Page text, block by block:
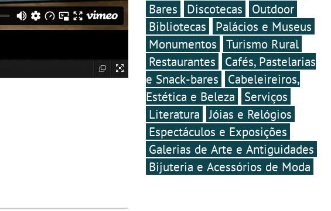
Bares
Discotecas
Outdoor
Bibliotecas
Palácios e Museus
Monumentos
Turismo Rural
Restaurantes
Cafés, Pastelarias
e Snack-bares
Cabeleireiros,
Estética e Beleza
Serviços
Literatura
Jóias e Relógios
Espectáculos e Exposições
Galerias de Arte e Antiguidades
Bijuteria e Acessórios de Moda